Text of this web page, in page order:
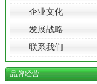
企业文化
发展战略
联系我们
品牌经营